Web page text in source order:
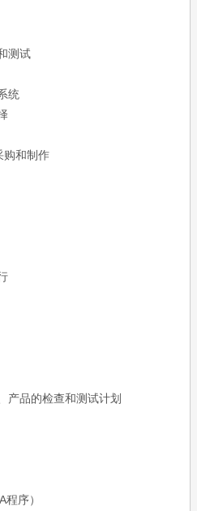
测试
统
购和制作
品的检查和测试计划
序）